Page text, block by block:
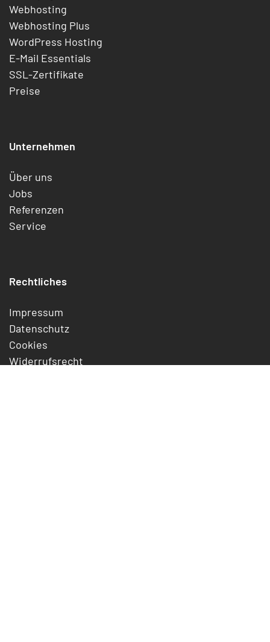
Webhosting
Webhosting Plus
WordPress Hosting
E-Mail Essentials
SSL-Zertifikate
Preise
Unternehmen
Über uns
Jobs
Referenzen
Service
Rechtliches
Impressum
Datenschutz
Cookies
Widerrufsrecht